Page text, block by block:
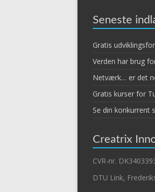
Seneste
Gratis
Verden har brug
Netværk… er det
Gratis kurser for
Se din konkurrent
Creatrix
CVR-nr.
DTU Link,